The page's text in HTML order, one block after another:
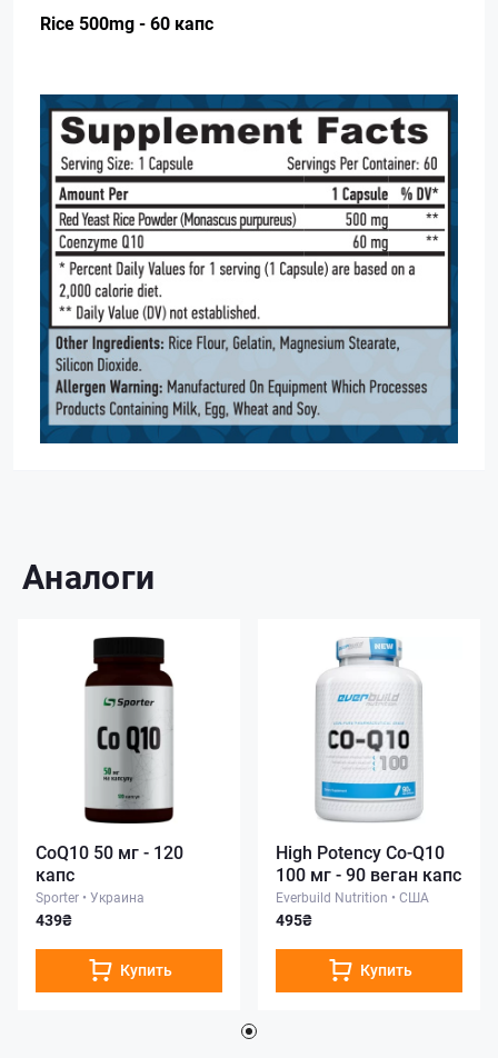
Rice 500mg - 60 капс
Аналоги
CoQ10 50 мг - 120
капс
Sporter • Украина
439₴
Купить
High Potency Co-Q10
100 мг - 90 веган капс
Everbuild Nutrition • США
495₴
Купить